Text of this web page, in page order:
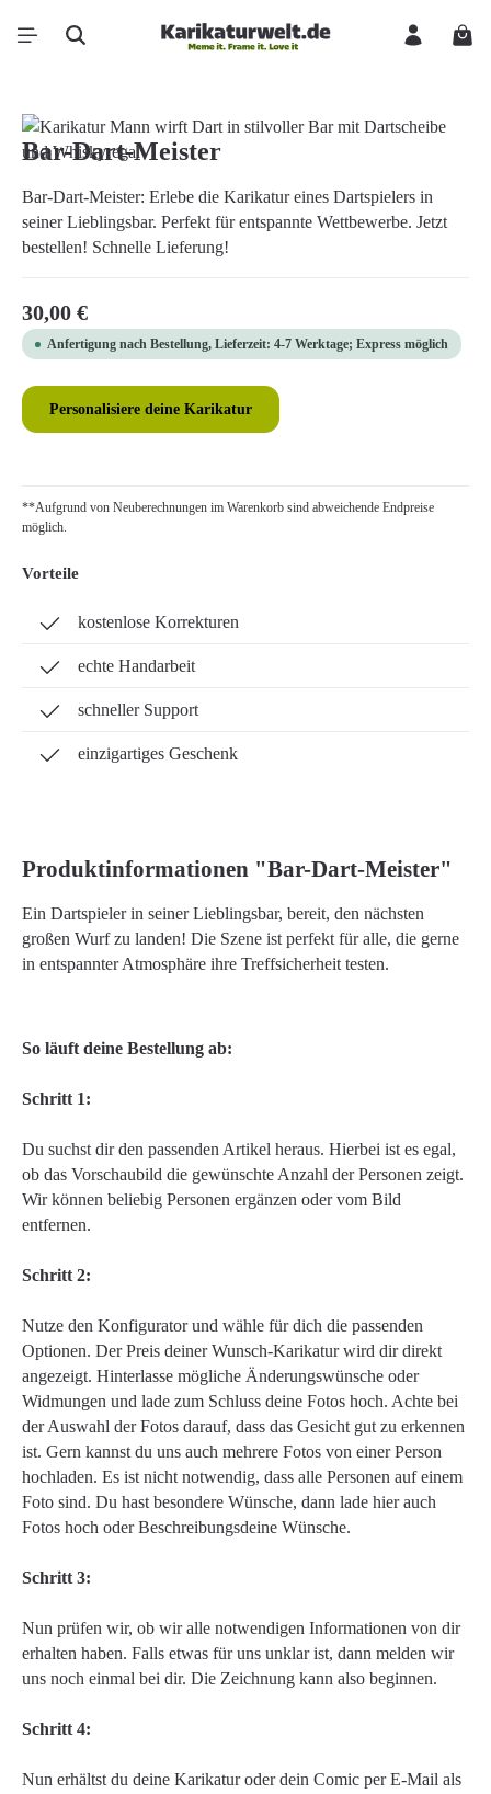
Zum Hauptinhalt springen
Bildergalerie überspringen
Bar-Dart-Meister
Bar-Dart-Meister: Erlebe die Karikatur eines Dartspielers in
seiner Lieblingsbar. Perfekt für entspannte Wettbewerbe. Jetzt
bestellen! Schnelle Lieferung!
Regulärer Preis:
30,00 €
Anfertigung nach Bestellung, Lieferzeit: 4-7 Werktage; Express möglich
Personalisiere deine Karikatur
**Aufgrund von Neuberechnungen im Warenkorb sind abweichende Endpreise
möglich.
Vorteile
kostenlose Korrekturen
echte Handarbeit
schneller Support
einzigartiges Geschenk
Produktinformationen "Bar-Dart-Meister"
Ein Dartspieler in seiner Lieblingsbar, bereit, den nächsten
großen Wurf zu landen! Die Szene ist perfekt für alle, die gerne
in entspannter Atmosphäre ihre Treffsicherheit testen.
So läuft deine Bestellung ab:
Schritt 1:
Du suchst dir den passenden Artikel heraus. Hierbei ist es egal,
ob das Vorschaubild die gewünschte Anzahl der Personen zeigt.
Wir können beliebig Personen ergänzen oder vom Bild
entfernen.
Schritt 2:
Nutze den Konfigurator und wähle für dich die passenden
Optionen. Der Preis deiner Wunsch-Karikatur wird dir direkt
angezeigt. Hinterlasse mögliche Änderungswünsche oder
Widmungen und lade zum Schluss deine Fotos hoch. Achte bei
der Auswahl der Fotos darauf, dass das Gesicht gut zu erkennen
ist. Gern kannst du uns auch mehrere Fotos von einer Person
hochladen. Es ist nicht notwendig, dass alle Personen auf einem
Foto sind. Du hast besondere Wünsche, dann lade hier auch
Fotos hoch oder Beschreibungsdeine Wünsche.
Schritt 3:
Nun prüfen wir, ob wir alle notwendigen Informationen von dir
erhalten haben. Falls etwas für uns unklar ist, dann melden wir
uns noch einmal bei dir. Die Zeichnung kann also beginnen.
Schritt 4:
Nun erhältst du deine Karikatur oder dein Comic per E-Mail als